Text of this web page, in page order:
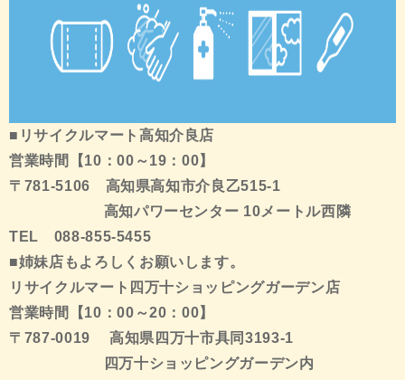
■リサイクルマート高知介良店
営業時間【10：00～19：00】
〒781-5106 高知県高知市介良乙515-1
高知パワーセンター 10メートル西隣
TEL 088-855-5455
■姉妹店もよろしくお願いします。
リサイクルマート四万十ショッピングガーデン店
営業時間【10：00～20：00】
〒787-0019 高知県四万十市具同3193-1
四万十ショッピングガーデン内